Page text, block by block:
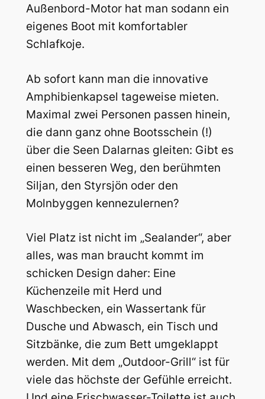
Außenbord-Motor hat man sodann ein
eigenes Boot mit komfortabler
Schlafkoje.
Ab sofort kann man die innovative
Amphibienkapsel tageweise mieten.
Maximal zwei Personen passen hinein,
die dann ganz ohne Bootsschein (!)
über die Seen Dalarnas gleiten: Gibt es
einen besseren Weg, den berühmten
Siljan, den Styrsjön oder den
Molnbyggen kennezulernen?
Viel Platz ist nicht im „Sealander“, aber
alles, was man braucht kommt im
schicken Design daher: Eine
Küchenzeile mit Herd und
Waschbecken, ein Wassertank für
Dusche und Abwasch, ein Tisch und
Sitzbänke, die zum Bett umgeklappt
werden. Mit dem „Outdoor-Grill“ ist für
viele das höchste der Gefühle erreicht.